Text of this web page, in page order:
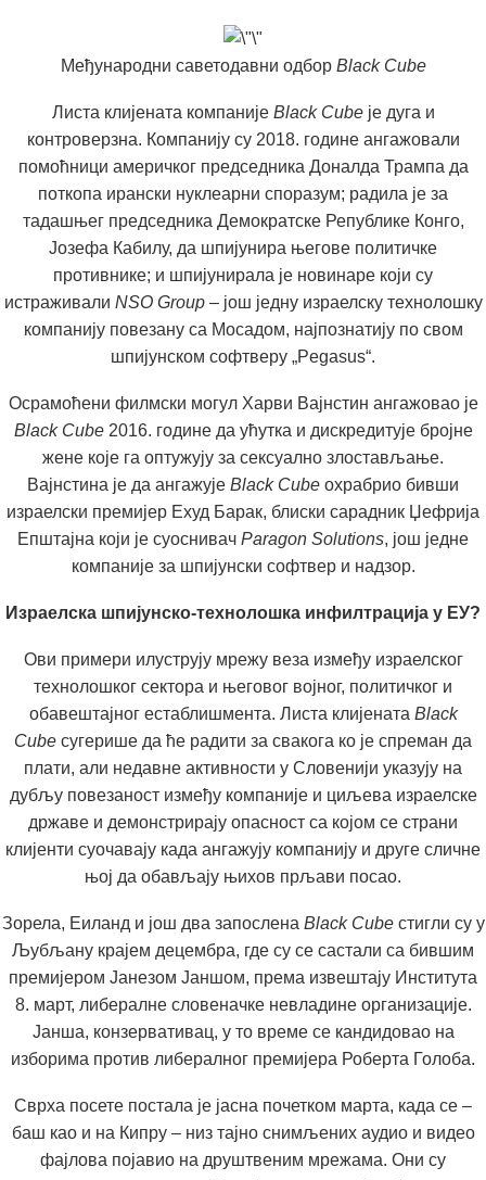
Међународни саветодавни одбор Black Cube
Листа клијената компаније Black Cubeје дуга и
контроверзна. Компанију су 2018. године ангажовали
помоћници америчког председника Доналда Трампа да
поткопа ирански нуклеарни споразум; радила је за
тадашњег председника Демократске Републике Конго,
Јозефа Кабилу, да шпијунира његове политичке
противнике; и шпијунирала је новинаре који су
истраживали NSO Group– још једну израелску технолошку
компанију повезану са Мосадом, најпознатију по свом
шпијунском софтверу „Pegasus“.
Осрамоћени филмски могул Харви Вајнстин ангажовао је
Black Cube2016. године да ућутка и дискредитује бројне
жене које га оптужују за сексуално злостављање.
Вајнстина је да ангажује Black Cube охрабрио бивши
израелски премијер Ехуд Барак, блиски сарадник Џефрија
Епштајна који је суоснивач Paragon Solutions, још једне
компаније за шпијунски софтвер и надзор.
Израелска шпијунско-технолошка инфилтрација у ЕУ?
Ови примери илуструју мрежу веза између израелског
технолошког сектора и његовог војног, политичког и
обавештајног естаблишмента. Листа клијената Black
Cube сугерише да ће радити за свакога ко је спреман да
плати, али недавне активности у Словенији указују на
дубљу повезаност између компаније и циљева израелске
државе и демонстрирају опасност са којом се страни
клијенти суочавају када ангажују компанију и друге сличне
њој да обављају њихов прљави посао.
Зорела, Еиланд и још два запослена Black Cubeстигли су у
Љубљану крајем децембра, где су се састали са бившим
премијером Јанезом Јаншом, према извештају Института
8. март, либералне словеначке невладине организације.
Јанша, конзервативац, у то време се кандидовао на
изборима против либералног премијера Роберта Голоба.
Сврха посете постала је јасна почетком марта, када се –
баш као и на Кипру – низ тајно снимљених аудио и видео
фајлова појавио на друштвеним мрежама. Они су